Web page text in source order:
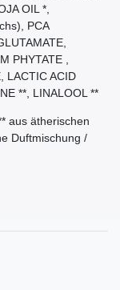
OIL *,
PCA
PHYTATE ,
LACTIC ACID
**, LINALOOL **
aus ätherischen
Duftmischung /